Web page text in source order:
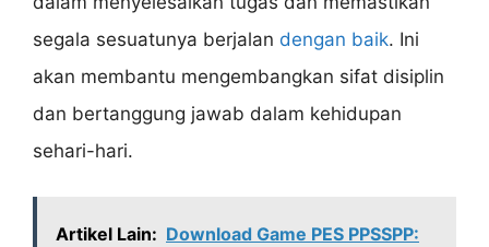
segala sesuatunya berjalan dengan baik. Ini
akan membantu mengembangkan sifat disiplin
dan bertanggung jawab dalam kehidupan
sehari-hari.
Artikel Lain: Download Game PES PPSSPP: